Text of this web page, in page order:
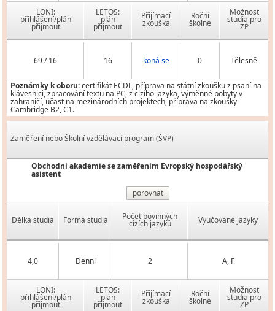
LONI:
přihlášení/plán
přijmout
LETOS:
plán
přijmout
Přijímací
zkouška
Roční
školné
Možnost
studia pro
ZP
69 / 16 16 koná se 0 Tělesně
Poznámky k oboru:certifikát ECDL, příprava na státní zkoušku z psaní na
klávesnici, zpracování textu na PC, z cizího jazyka, výměnné pobyty v
zahraničí, účast na mezinárodních projektech, příprava na zkoušky
Cambridge B2, C1.
Zaměření nebo Školní vzdělávací program (ŠVP)
Obchodní akademie se zaměřením Evropský hospodářský
asistent
porovnat
Délka studia Forma studia Počet povinných
cizích jazyků Vyučované jazyky
4,0 Denní 2 A, F
LONI:
přihlášení/plán
přijmout
LETOS:
plán
přijmout
Přijímací
zkouška
Roční
školné
Možnost
studia pro
ZP